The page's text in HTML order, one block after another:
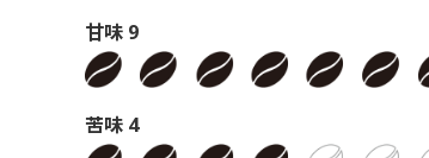
甘味 9
苦味 4